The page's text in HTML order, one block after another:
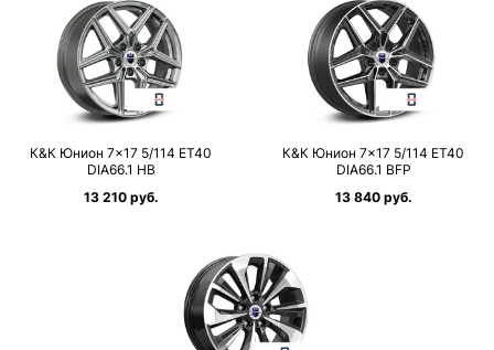
К&К Юнион 7×17 5/114 ET40
DIA66.1 HB
13 210 руб.
К&К Юнион 7×17 5/114 ET40
DIA66.1 BFP
13 840 руб.